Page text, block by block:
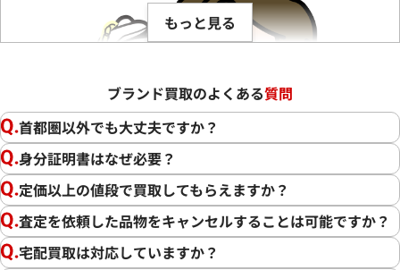
もっと見る
ブランド買取のよくある質問
首都圏以外でも大丈夫ですか？
身分証明書はなぜ必要？
定価以上の値段で買取してもらえますか？
査定を依頼した品物をキャンセルすることは可能ですか？
宅配買取は対応していますか？